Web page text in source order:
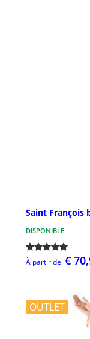
Saint François
DISPONIBLE
À partir de €
OUTLET